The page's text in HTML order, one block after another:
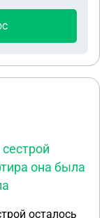
она была
осталось